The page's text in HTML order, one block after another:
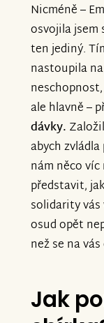
Nicméně –
osvojila jsem
ten jediný.
nastoupila
ale hlavně –
dávky.
abych
nám něco
představit,
solidarity vás
osud opět
než se na
Jak